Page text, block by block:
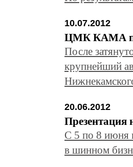
10.07.2012
ЦМК КАМА
После
крупнейший
20.06.2012
Презентация
С 5 по 8 июня
в шинном